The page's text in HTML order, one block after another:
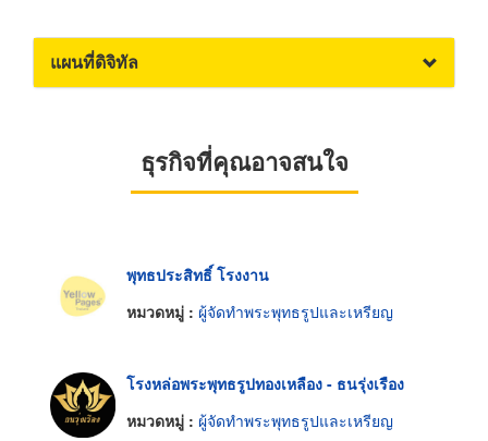
แผนที่ดิจิทัล
ธุรกิจที่คุณอาจสนใจ
พุทธประสิทธิ์ โรงงาน
หมวดหมู่ : ผู้จัดทำพระพุทธรูปและเหรียญ
โรงหล่อพระพุทธรูปทองเหลือง - ธนรุ่งเรือง
หมวดหมู่ : ผู้จัดทำพระพุทธรูปและเหรียญ